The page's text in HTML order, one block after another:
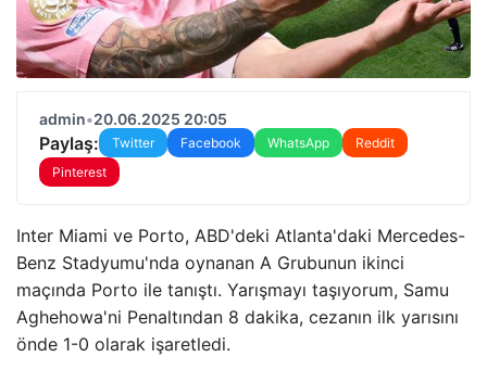
admin•20.06.2025 20:05
Paylaş: Twitter Facebook WhatsApp
Reddit
Pinterest
Inter Miami ve Porto, ABD'deki Atlanta'daki Mercedes-
Benz Stadyumu'nda oynanan A Grubunun ikinci
maçında Porto ile tanıştı. Yarışmayı taşıyorum, Samu
Aghehowa'ni Penaltından 8 dakika, cezanın ilk yarısını
önde 1-0 olarak işaretledi.